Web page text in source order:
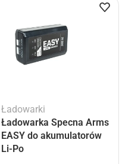
Ładowarki
Ładowarka Specna Arms
EASY do akumulatorów
Li-Po